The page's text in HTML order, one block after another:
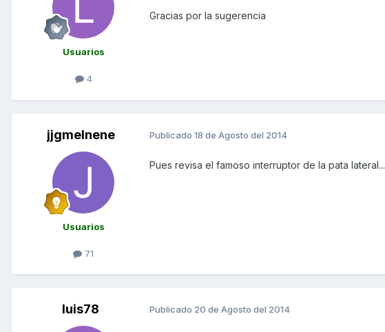
Usuarios
4
Gracias por la sugerencia
jjgmelnene
Usuarios
71
Publicado 18 de Agosto del 2014
Pues revisa el famoso interruptor de la pata lateral...
luis78 Publicado 20 de Agosto del 2014